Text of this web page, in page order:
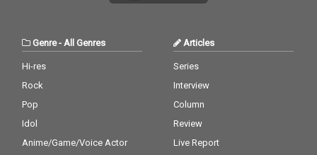
Genre- All Genres
Hi-res
Rock
Pop
Idol
Anime/Game/Voice Actor
Articles
Series
Interview
Column
Review
Live Report